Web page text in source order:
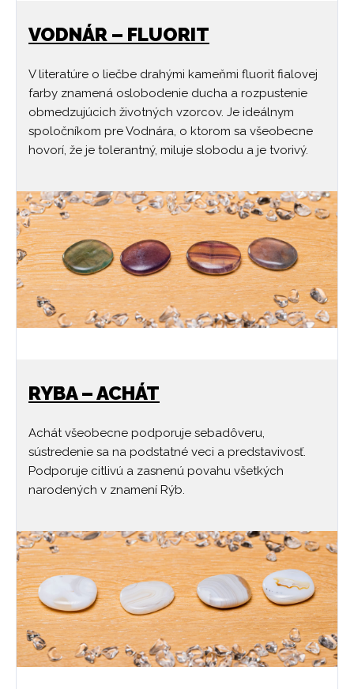
VODNÁR – FLUORIT
V literatúre o liečbe drahými kameňmi fluorit fialovej
farby znamená oslobodenie ducha a rozpustenie
obmedzujúcich životných vzorcov. Je ideálnym
spoločníkom pre Vodnára, o ktorom sa všeobecne
hovorí, že je tolerantný, miluje slobodu a je tvorivý.
RYBA – ACHÁT
Achát všeobecne podporuje sebadôveru,
sústredenie sa na podstatné veci a predstavivosť.
Podporuje citlivú a zasnenú povahu všetkých
narodených v znamení Rýb.